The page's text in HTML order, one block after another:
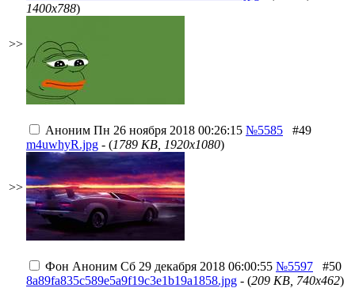
>>
1400x788)
>>
Аноним Пн 26 ноября 2018 00:26:15 №5585
#49
m4uwhyR.jpg - (1789 KB, 1920x1080)
Фон Аноним Сб 29 декабря 2018 06:00:55 №5597
#50
8a89fa835c589e5a9f19c3e1b19a1858.jpg - (209 KB, 740x462)